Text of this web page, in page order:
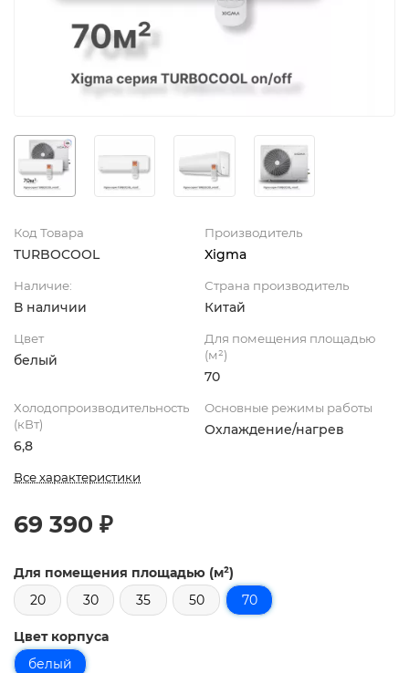
Код Товара
TURBOCOOL
Производитель
Xigma
Наличие:
В наличии
Страна производитель
Китай
Цвет
белый
Для помещения площадью
(м²)
70
Холодопроизводительность
(кВт)
6,8
Основные режимы работы
Охлаждение/нагрев
Все характеристики
69 390 ₽
Для помещения площадью (м²)
20
30 35 50 70
Цвет корпуса
белый